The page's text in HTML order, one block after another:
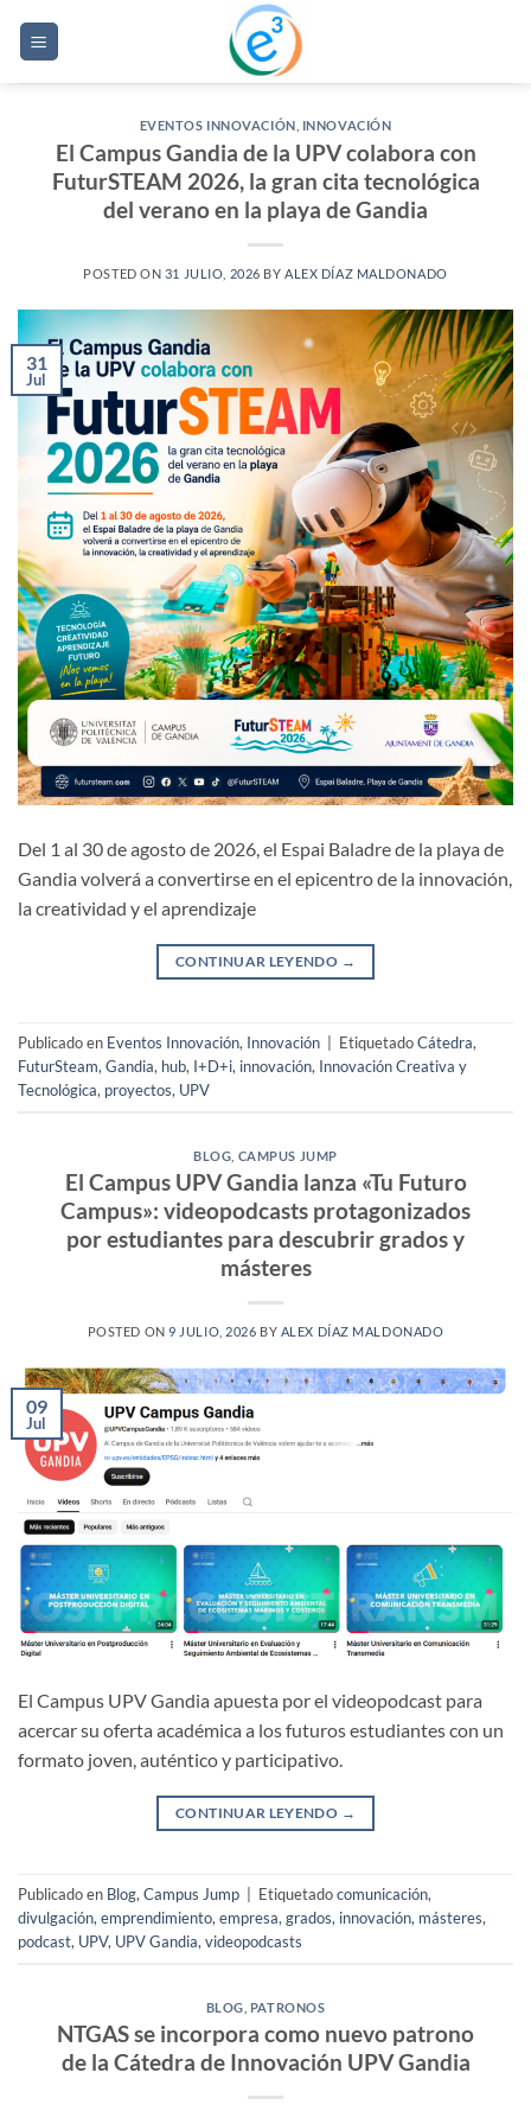
EVENTOS INNOVACIÓN INNOVACIÓN
El Campus Gandia de la UPV colabora con
FuturSTEAM 2026, la gran cita tecnológica
del verano en la playa de Gandia
POSTED ON 31 JULIO, 2026 BY ALEX DÍAZ MALDONADO
31
Jul
Del 1 al 30 de agosto de 2026, el Espai Baladre de la playa de
Gandia volverá a convertirse en el epicentro de la innovación,
la creatividad y el aprendizaje
CONTINUAR LEYENDO →
Publicado en Eventos Innovación, Innovación EtiquetadoCátedra,
FuturSteam, Gandia, hub, I+D+i, innovación, Innovación Creativa y
Tecnológica, proyectos, UPV
BLOG CAMPUS JUMP
El Campus UPV Gandia lanza «Tu Futuro
Campus»: videopodcasts protagonizados
por estudiantes para descubrir grados y
másteres
POSTED ON9 JULIO, 2026 BY ALEX DÍAZ MALDONADO
09
Jul
El Campus UPV Gandia apuesta por el videopodcast para
acercar su oferta académica a los futuros estudiantes con un
formato joven, auténtico y participativo.
CONTINUAR LEYENDO →
Publicado en Blog, Campus Jump Etiquetadocomunicación,
divulgación, emprendimiento, empresa, grados, innovación, másteres,
podcast, UPV, UPV Gandia, videopodcasts
BLOG PATRONOS
NTGAS se incorpora como nuevo patrono
de la Cátedra de Innovación UPV Gandia